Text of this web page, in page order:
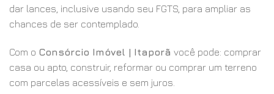
dar lances, inclusive usando seu FGTS, para ampliar as
chances de ser contemplado.
Com o Consórcio Imóvel | Itaporã você pode: comprar
casa ou apto, construir, reformar ou comprar um terreno
com parcelas acessíveis e sem juros.